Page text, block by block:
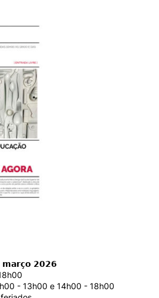
𝗺𝗮𝗿𝗰̧𝗼 𝟮𝟬𝟮𝟲
- 13h00 e 14h00 - 18h00